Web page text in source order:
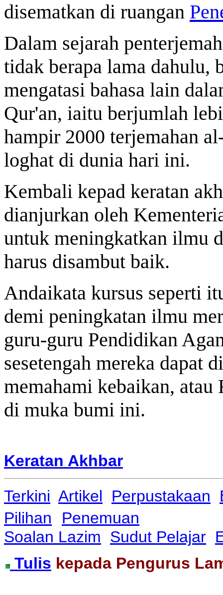
disematkan di ruangan
Dalam sejarah
tidak berapa lama dahulu,
mengatasi bahasa lain
Qur'an, iaitu berjumlah
hampir 2000 terjemahan
loghat di dunia hari ini.
Kembali kepad keratan
dianjurkan oleh
untuk meningkatkan ilmu
harus disambut baik.
Andaikata kursus seperti
demi peningkatan ilmu
guru-guru Pendidikan
sesetengah mereka dapat
memahami kebaikan,
di muka bumi ini.
Keratan Akhbar
Terkini Artikel Perpustakaan
Pilihan
Penemuan
Soalan Lazim Sudut Pelajar
Tulis kepada Pengurus